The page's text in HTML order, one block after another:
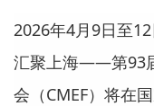
2026年4月9日至
汇聚上海——第93
会（CMEF）将在